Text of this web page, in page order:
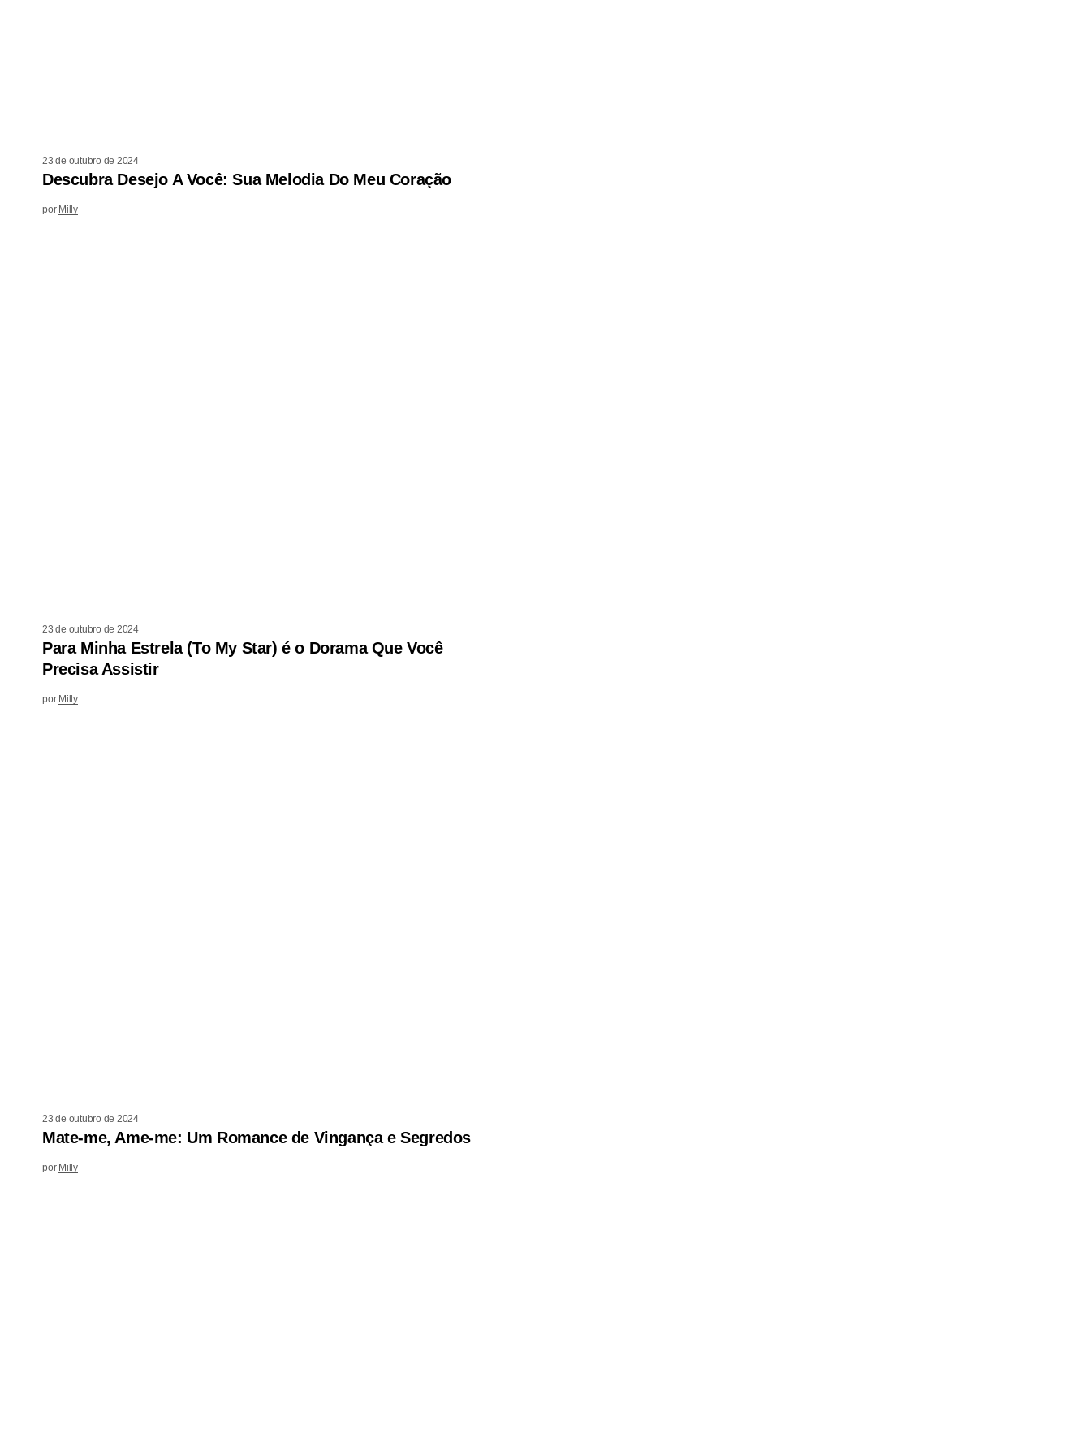
23 de outubro de 2024
Descubra Desejo A Você: Sua Melodia Do Meu Coração
por Milly
23 de outubro de 2024
Para Minha Estrela (To My Star) é o Dorama Que Você
Precisa Assistir
por Milly
23 de outubro de 2024
Mate-me, Ame-me: Um Romance de Vingança e Segredos
por Milly